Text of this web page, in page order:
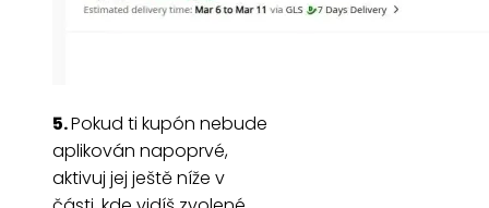
5.Pokud ti kupón nebude
aplikován napoprvé,
aktivuj jej ještě níže v